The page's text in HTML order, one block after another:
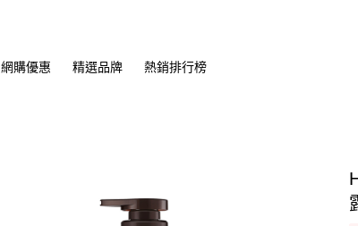
網購優惠 精選品牌 熱銷排行榜